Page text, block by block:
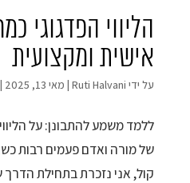
הליווי הפדגוגי
אישית ומקצועית
על ידי Ruti Halvani
| מאי 13, 2025 |
ללמד משמע להתבונן: על
של מורה ואדם פעמים רבות
קול, אני נזכרת בתחילת